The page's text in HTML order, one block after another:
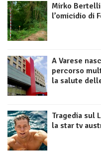
Mirko
l’omicidio di
A Varese
percorso
la salute
Tragedia sul
la star tv